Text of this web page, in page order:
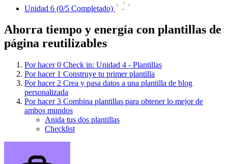
Unidad 6 (0/5 Completado)
6
Ahorra tiempo y energía con plantillas de
página reutilizables
Por hacer 0 Check in: Unidad 4 - Plantillas
Por hacer 1 Construye tu primer plantilla
Por hacer 2 Crea y pasa datos a una plantilla de blog
personalizada
Por hacer 3 Combina plantillas para obtener lo mejor de
ambos mundos
Anida tus dos plantillas
Checklist